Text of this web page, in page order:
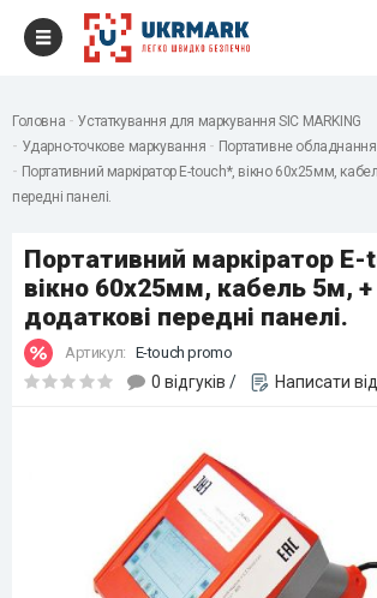
Головна
Устаткування для маркування SIC MARKING
Ударно-точкове маркування
Портативне обладнання
Портативний маркіратор E-touch*, вікно 60х25мм,
передні панелі.
Портативний маркіратор E-
вікно 60х25мм, кабель 5м, +
додаткові передні панелі.
Артикул: E-touch promo
0 відгуків / Написати